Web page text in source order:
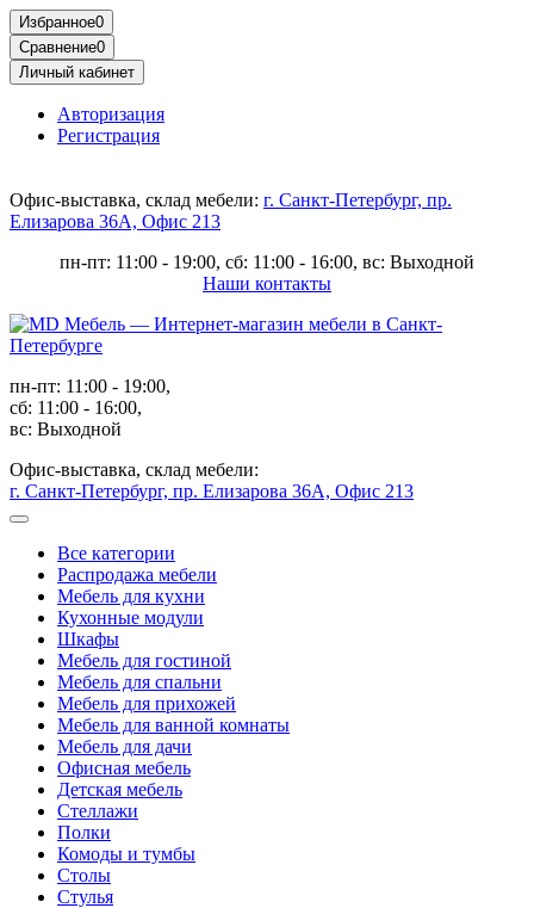
Избранное0
Сравнение0
Личный кабинет
Авторизация
Регистрация
Офис-выставка, склад мебели: г. Санкт-Петербург, пр.
Елизарова 36А, Офис 213
пн-пт: 11:00 - 19:00, сб: 11:00 - 16:00, вс: Выходной
Наши контакты
пн-пт: 11:00 - 19:00,
сб: 11:00 - 16:00,
вс: Выходной
Офис-выставка, склад мебели:
г. Санкт-Петербург, пр. Елизарова 36А, Офис 213
Все категории
Распродажа мебели
Мебель для кухни
Кухонные модули
Шкафы
Мебель для гостиной
Мебель для спальни
Мебель для прихожей
Мебель для ванной комнаты
Мебель для дачи
Офисная мебель
Детская мебель
Стеллажи
Полки
Комоды и тумбы
Столы
Стулья